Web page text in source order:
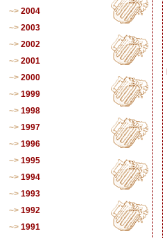
2004
2003
2002
2001
2000
1999
1998
1997
1996
1995
1994
1993
1992
1991